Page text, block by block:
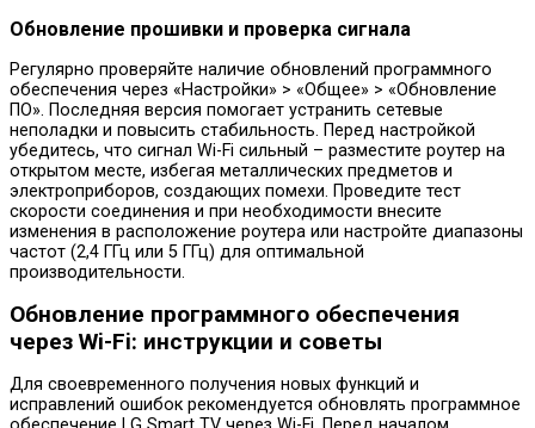
Обновление прошивки и проверка сигнала
Регулярно проверяйте наличие обновлений программного
обеспечения через «Настройки» > «Общее» > «Обновление
ПО». Последняя версия помогает устранить сетевые
неполадки и повысить стабильность. Перед настройкой
убедитесь, что сигнал Wi-Fi сильный – разместите роутер на
открытом месте, избегая металлических предметов и
электроприборов, создающих помехи. Проведите тест
скорости соединения и при необходимости внесите
изменения в расположение роутера или настройте диапазоны
частот (2,4 ГГц или 5 ГГц) для оптимальной
производительности.
Обновление программного обеспечения
через Wi-Fi: инструкции и советы
Для своевременного получения новых функций и
исправлений ошибок рекомендуется обновлять программное